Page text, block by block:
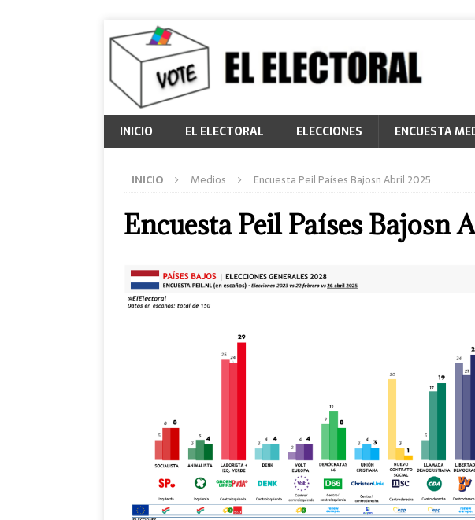
INICIO EL ELECTORAL ELECCIONES ENCUESTA
INICIO Medios Encuesta Peil Países Bajosn Abril 2025
Encuesta Peil Países Bajosn